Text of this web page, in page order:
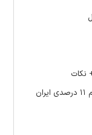
نکات
عراقچی: توافق با عمان نزدیک است/تکذیب سهم ۱۱ درصدی ایران